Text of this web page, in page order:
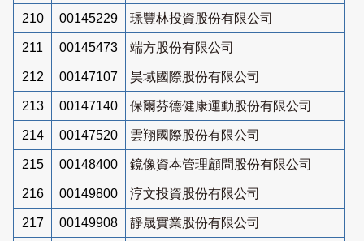
210 00145229 璟豐林投資股份有限公司
211 00145473 端方股份有限公司
212 00147107 昊域國際股份有限公司
213 00147140 保爾芬德健康運動股份有限公司
214 00147520 雲翔國際股份有限公司
215 00148400 鏡像資本管理顧問股份有限公司
216 00149800 淳文投資股份有限公司
217 00149908 靜晟實業股份有限公司